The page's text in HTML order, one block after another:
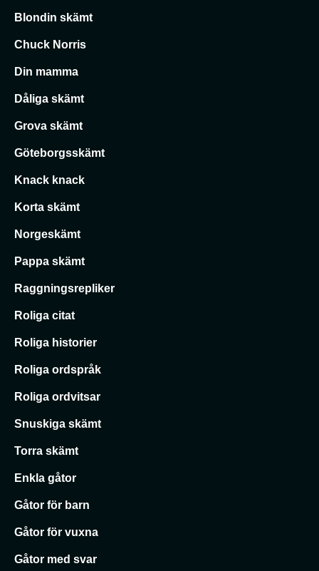
Blondin skämt
Chuck Norris
Din mamma
Dåliga skämt
Grova skämt
Göteborgsskämt
Knack knack
Korta skämt
Norgeskämt
Pappa skämt
Raggningsrepliker
Roliga citat
Roliga historier
Roliga ordspråk
Roliga ordvitsar
Snuskiga skämt
Torra skämt
Enkla gåtor
Gåtor för barn
Gåtor för vuxna
Gåtor med svar